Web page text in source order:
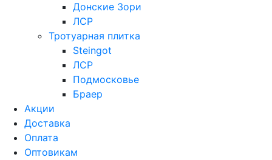
Донские Зори
ЛСР
Тротуарная плитка
Steingot
ЛСР
Подмосковье
Браер
Акции
Доставка
Оплата
Оптовикам